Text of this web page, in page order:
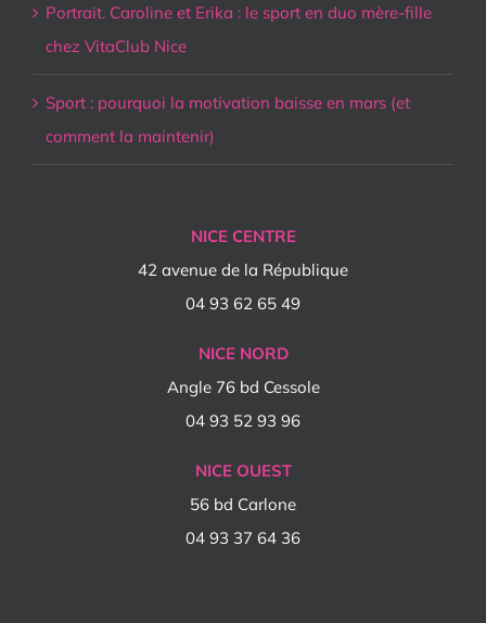
Portrait. Caroline et Erika : le sport en duo mère-fille
chez VitaClub Nice
Sport : pourquoi la motivation baisse en mars (et
comment la maintenir)
NICE CENTRE
42 avenue de la République
04 93 62 65 49
NICE NORD
Angle 76 bd Cessole
04 93 52 93 96
NICE OUEST
56 bd Carlone
04 93 37 64 36